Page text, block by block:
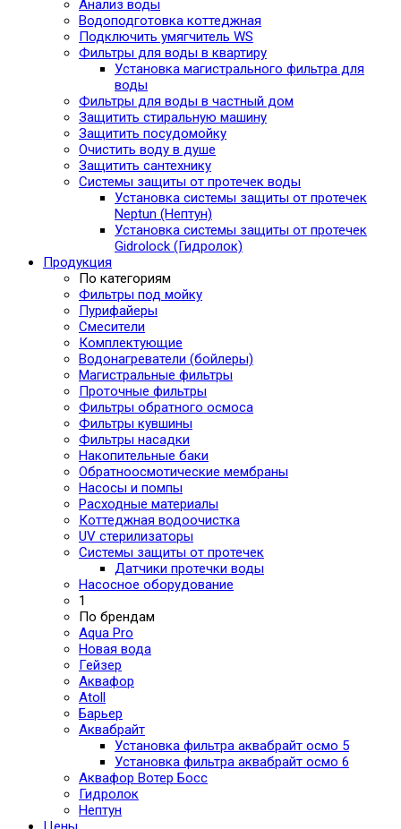
Анализ воды
Водоподготовка коттеджная
Подключить умягчитель WS
Фильтры для воды в квартиру
Установка магистрального фильтра для
воды
Фильтры для воды в частный дом
Защитить стиральную машину
Защитить посудомойку
Очистить воду в душе
Защитить сантехнику
Системы защиты от протечек воды
Установка системы защиты от протечек
Neptun (Нептун)
Установка системы защиты от протечек
Gidrolock (Гидролок)
Продукция
По категориям
Фильтры под мойку
Пурифайеры
Смесители
Комплектующие
Водонагреватели (бойлеры)
Магистральные фильтры
Проточные фильтры
Фильтры обратного осмоса
Фильтры кувшины
Фильтры насадки
Накопительные баки
Обратноосмотические мембраны
Насосы и помпы
Расходные материалы
Коттеджная водоочистка
UV стерилизаторы
Системы защиты от протечек
Датчики протечки воды
Насосное оборудование
1
По брендам
Aqua Pro
Новая вода
Гейзер
Аквафор
Atoll
Барьер
Аквабрайт
Установка фильтра аквабрайт осмо 5
Установка фильтра аквабрайт осмо 6
Аквафор Вотер Босс
Гидролок
Нептун